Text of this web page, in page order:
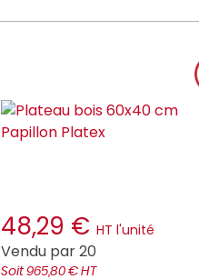
48,29 € HT l'unité
Vendu par 20
Soit 965,80 € HT